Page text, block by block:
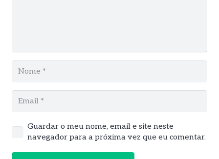
Guardar o meu nome, email e site neste
navegador para a próxima vez que eu comentar.